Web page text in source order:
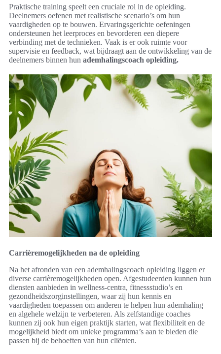
Praktische training speelt een cruciale rol in de opleiding.
Deelnemers oefenen met realistische scenario’s om hun
vaardigheden op te bouwen. Ervaringsgerichte oefeningen
ondersteunen het leerproces en bevorderen een diepere
verbinding met de technieken. Vaak is er ook ruimte voor
supervisie en feedback, wat bijdraagt aan de ontwikkeling van de
deelnemers binnen hun ademhalingscoach opleiding.
Carrièremogelijkheden na de opleiding
Na het afronden van een ademhalingscoach opleiding liggen er
diverse carrièremogelijkheden open. Afgestudeerden kunnen hun
diensten aanbieden in wellness-centra, fitnessstudio’s en
gezondheidszorginstellingen, waar zij hun kennis en
vaardigheden toepassen om anderen te helpen hun ademhaling
en algehele welzijn te verbeteren. Als zelfstandige coaches
kunnen zij ook hun eigen praktijk starten, wat flexibiliteit en de
mogelijkheid biedt om unieke programma’s aan te bieden die
passen bij de behoeften van hun cliënten.